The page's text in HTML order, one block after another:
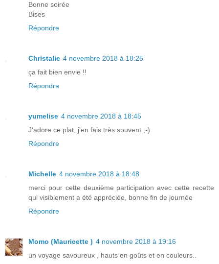
Bonne soirée
Bises
Répondre
Christalie 4 novembre 2018 à 18:25
ça fait bien envie !!
Répondre
yumelise 4 novembre 2018 à 18:45
J'adore ce plat, j'en fais très souvent ;-)
Répondre
Michelle 4 novembre 2018 à 18:48
merci pour cette deuxième participation avec cette recette
qui visiblement a été appréciée, bonne fin de journée
Répondre
Momo (Mauricette ) 4 novembre 2018 à 19:16
un voyage savoureux , hauts en goûts et en couleurs..